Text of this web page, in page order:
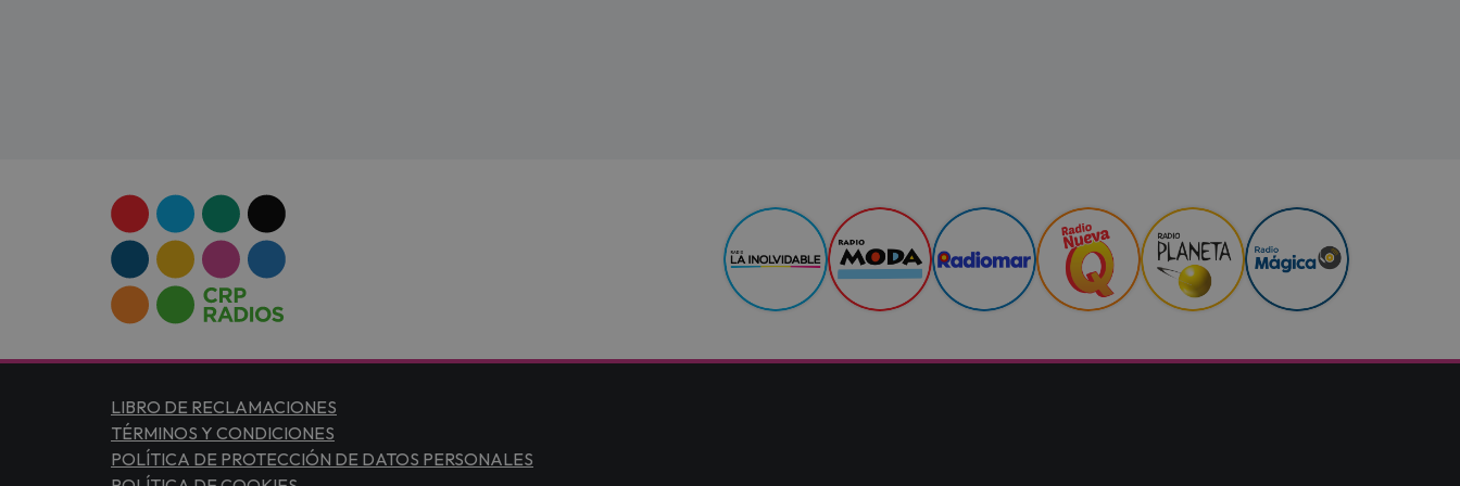
LIBRO DE RECLAMACIONES
TÉRMINOS Y CONDICIONES
POLÍTICA DE PROTECCIÓN DE DATOS PERSONALES